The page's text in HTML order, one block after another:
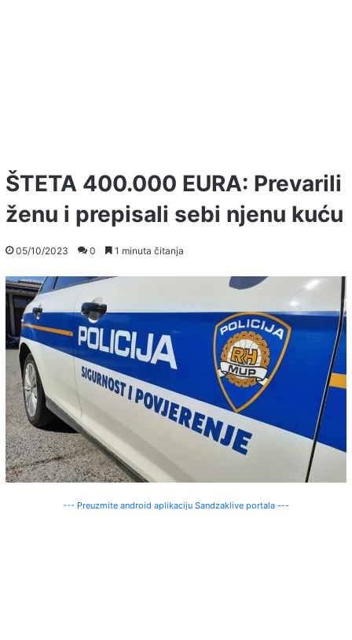
ŠTETA 400.000 EURA: Prevarili
ženu i prepisali sebi njenu kuću
05/10/2023 0 1 minuta čitanja
--- Preuzmite android aplikaciju Sandzaklive portala ---